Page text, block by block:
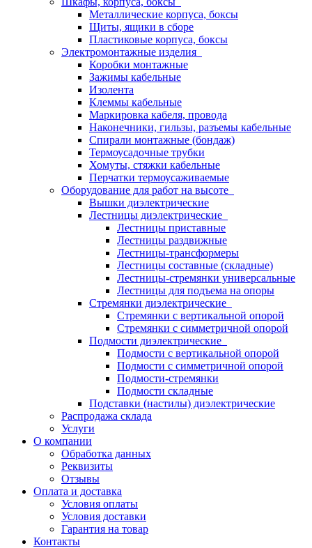
Металлические корпуса, боксы
Щиты, ящики в сборе
Пластиковые корпуса, боксы
Электромонтажные изделия
Коробки монтажные
Зажимы кабельные
Изолента
Клеммы кабельные
Маркировка кабеля, провода
Наконечники, гильзы, разъемы кабельные
Спирали монтажные (бондаж)
Термоусадочные трубки
Хомуты, стяжки кабельные
Перчатки термоусаживаемые
Оборудование для работ на высоте
Вышки диэлектрические
Лестницы диэлектрические
Лестницы приставные
Лестницы раздвижные
Лестницы-трансформеры
Лестницы составные (складные)
Лестницы-стремянки универсальные
Лестницы для подъема на опоры
Стремянки диэлектрические
Стремянки с вертикальной опорой
Стремянки с симметричной опорой
Подмости диэлектрические
Подмости с вертикальной опорой
Подмости с симметричной опорой
Подмости-стремянки
Подмости складные
Подставки (настилы) диэлектрические
Распродажа склада
Услуги
О компании
Обработка данных
Реквизиты
Отзывы
Оплата и доставка
Условия оплаты
Условия доставки
Гарантия на товар
Контакты